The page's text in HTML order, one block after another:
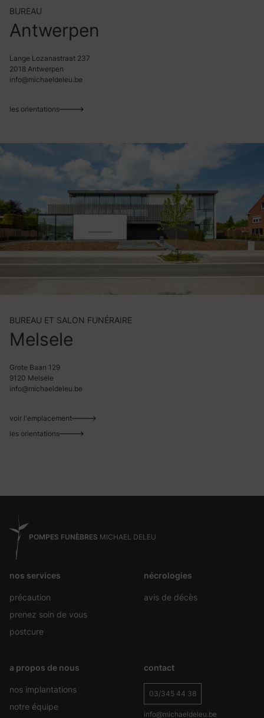
BUREAU
Antwerpen
Lange Lozanastraat 237
2018 Antwerpen
info@michaeldeleu.be
les orientations
BUREAU ET SALON FUNÉRAIRE
Melsele
Grote Baan 129
9120 Melsele
info@michaeldeleu.be
voir l'emplacement
les orientations
POMPES FUNÈBRES MICHAEL DELEU
nos services
précaution
prenez soin de vous
postcure
nécrologies
avis de décès
a propos de nous
nos implantations
notre équipe
contact
03/345 44 38
info@michaeldeleu.be